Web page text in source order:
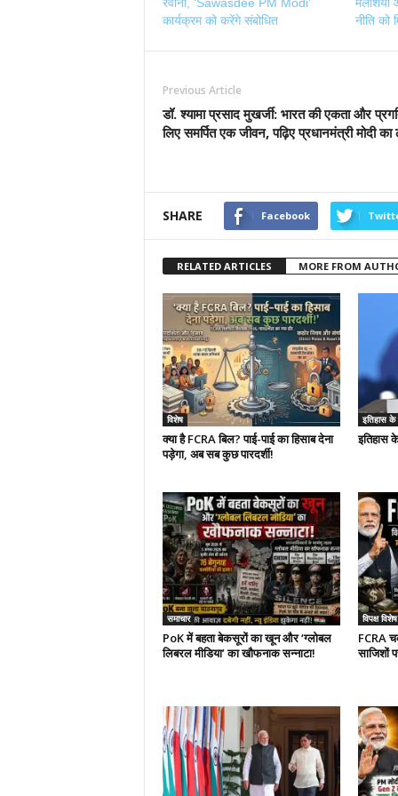
कार्यक्रम को करेंगे संबोधित
नीति को
Previous Article
डॉ. श्यामा प्रसाद मुखर्जी: भारत की एकता और
लिए समर्पित एक जीवन, पढ़िए प्रधानमंत्री मोदी
SHARE Facebook
RELATED ARTICLES MORE FROM
विशेष
क्या है FCRA बिल? पाई-पाई का हिसाब देना
पड़ेगा, अब सब कुछ पारदर्शी!
इतिहास के
इतिहास
समाचार
PoK में बहता बेकसूरों का खून और ‘ग्लोबल
लिबरल मीडिया’ का खौफनाक सन्नाटा!
विपक्ष विशेष
FCRA
साजिशों